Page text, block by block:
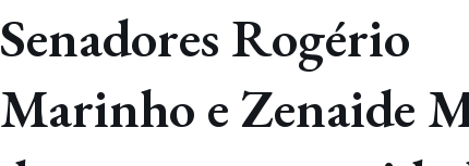
Senadores Rogério
Marinho e Zenaide